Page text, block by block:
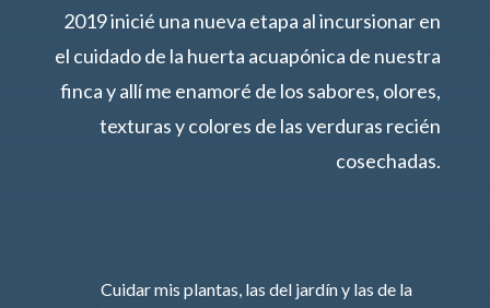
2019 inicié una nueva etapa al incursionar en
el cuidado de la huerta acuapónica de nuestra
finca y allí me enamoré de los sabores, olores,
texturas y colores de las verduras recién
cosechadas.
Cuidar mis plantas, las del jardín y las de la